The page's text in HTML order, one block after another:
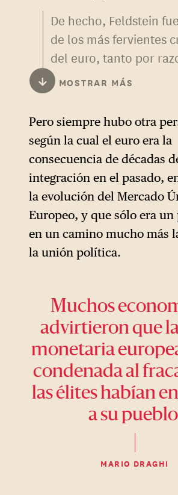
De hecho, Feldstein
de los más fervientes
del euro, tanto por
económicas como
veía claramente como
proyecto político
desafiar el dominio de
Estados Unidos y del
Era un auténtico
económico
duro realismo político
internacional: «Para la
mayoría de los
estadounidenses, la
europea parece una
empresa financiera
para Estados Unidos.
percepción dista
ser correcta. Si la UEM
adelante, como
vez más probable,
el carácter político de
de un modo que podría
desembocar en un
↓ MOSTRAR MÁS
Pero siempre hubo otra
según la cual el euro era la
consecuencia de décadas
integración en el pasado,
la evolución del Mercado
Europeo, y que sólo era un
en un camino mucho más
la unión política.
Muchos
advirtieron que
monetaria
condenada al
las élites habían
a su
MARIO DRAGHI